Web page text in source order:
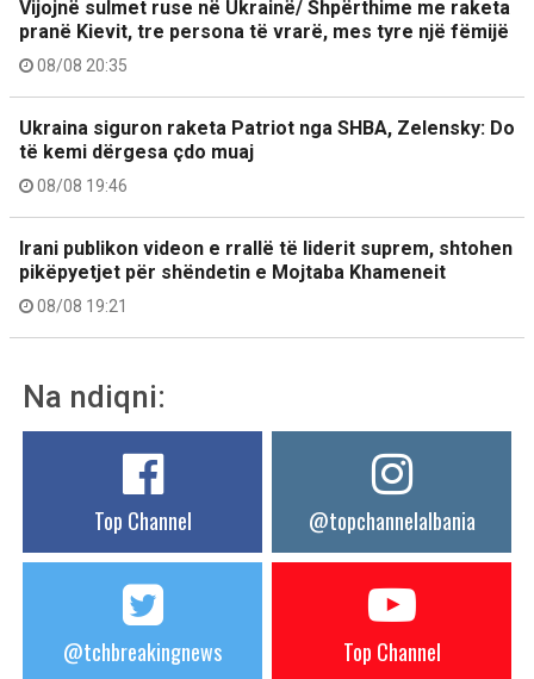
Vijojnë sulmet ruse në Ukrainë/ Shpërthime me raketa
pranë Kievit, tre persona të vrarë, mes tyre një fëmijë
08/08 20:35
Ukraina siguron raketa Patriot nga SHBA, Zelensky: Do
të kemi dërgesa çdo muaj
08/08 19:46
Irani publikon videon e rrallë të liderit suprem, shtohen
pikëpyetjet për shëndetin e Mojtaba Khameneit
08/08 19:21
Na ndiqni:
Top Channel @topchannelalbania
@tchbreakingnews Top Channel